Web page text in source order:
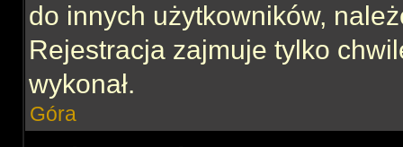
do innych użytkowników,
Rejestracja zajmuje tylko
wykonał.
Góra